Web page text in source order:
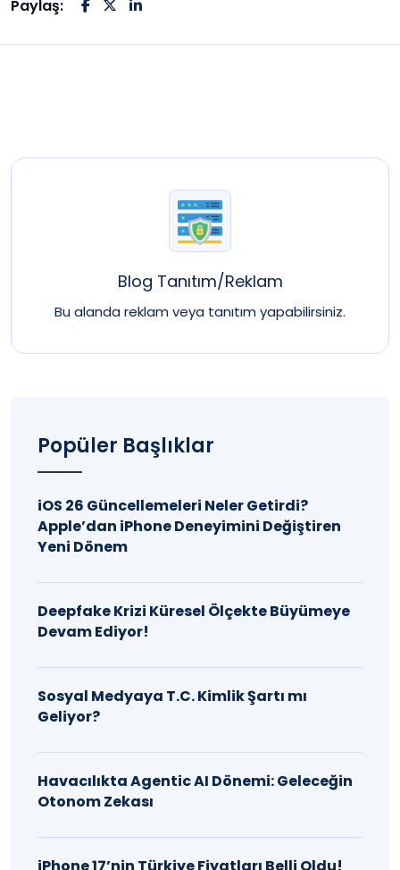
Paylaş:
Blog Tanıtım/Reklam
Bu alanda reklam veya tanıtım yapabilirsiniz.
Popüler Başlıklar
iOS 26 Güncellemeleri Neler Getirdi?
Apple’dan iPhone Deneyimini Değiştiren
Yeni Dönem
Deepfake Krizi Küresel Ölçekte Büyümeye
Devam Ediyor!
Sosyal Medyaya T.C. Kimlik Şartı mı
Geliyor?
Havacılıkta Agentic AI Dönemi: Geleceğin
Otonom Zekası